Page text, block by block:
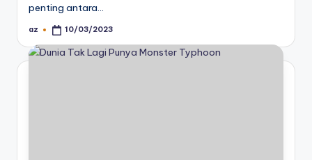
penting antara…
Posted
az 10/03/2023